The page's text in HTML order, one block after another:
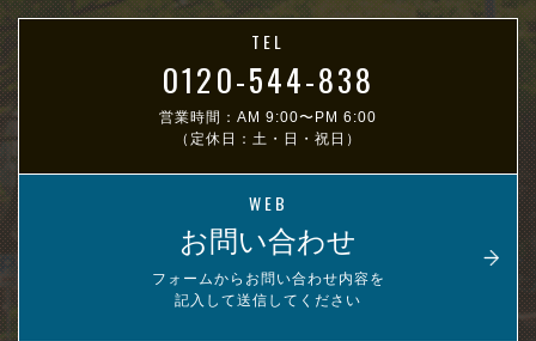
TEL
0120-544-838
営業時間：AM 9:00〜PM 6:00
（定休日：土・日・祝日）
WEB
お問い合わせ
フォームからお問い合わせ内容を
記入して送信してください